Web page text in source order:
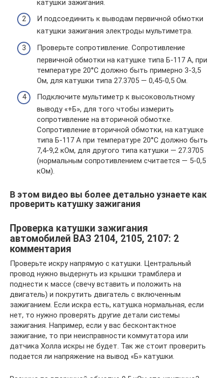
катушки зажигания.
И подсоединить к выводам первичной обмотки
катушки зажигания электроды мультиметра.
Проверьте сопротивление. Сопротивление
первичной обмотки на катушке типа Б-117 А, при
температуре 20°С должно быть примерно 3-3,5
Ом, для катушки типа 27.3705 — 0,45-0,5 Ом.
Подключите мультиметр к высоковольтному
выводу «+Б», для того чтобы измерить
сопротивление на вторичной обмотке.
Сопротивление вторичной обмотки, на катушке
типа Б-117 А при температуре 20°С должно быть
7,4-9,2 кОм, для другого типа катушки — 27.3705
(нормальным сопротивлением считается — 5-0,5
кОм).
В этом видео вы более детально узнаете как
проверить катушку зажигания
Проверка катушки зажигания
автомобилей ВАЗ 2104, 2105, 2107: 2
комментария
Проверьте искру напрямую с катушки. Центральный
провод нужно выдернуть из крышки трамблера и
поднести к массе (свечу вставить и положить на
двигатель) и покрутить двигатель с включенным
зажиганием. Если искра есть, катушка нормальная, если
нет, то нужно проверять другие детали системы
зажигания. Например, если у вас бесконтактное
зажигание, то при неисправности коммутатора или
датчика Холла искры не будет. Так же стоит проверить
подается ли напряжение на вывод «Б» катушки.